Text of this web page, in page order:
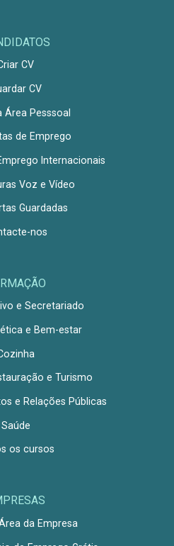
CV
CV
Área Pesssoal
de Emprego
Internacionais
Voz e Vídeo
Guardadas
nos
e Secretariado
e Bem-estar
e Turismo
e Relações Públicas
Saúde
os cursos
da Empresa